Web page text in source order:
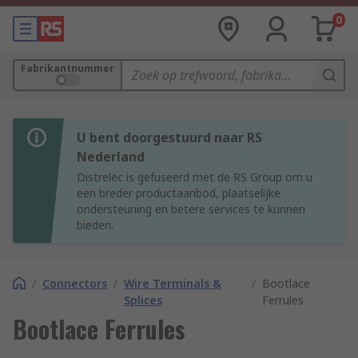
0
Fabrikantnummer
U bent doorgestuurd naar RS
Nederland
Distrelec is gefuseerd met de RS Group om u
een breder productaanbod, plaatselijke
ondersteuning en betere services te kunnen
bieden.
/ Connectors / Wire Terminals &
Splices
/ Bootlace
Ferrules
Bootlace Ferrules